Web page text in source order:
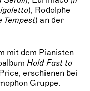
), Rodolphe
Tempest) an der
mit dem Pianisten
Hold Fast to
erschienen bei
Gruppe.